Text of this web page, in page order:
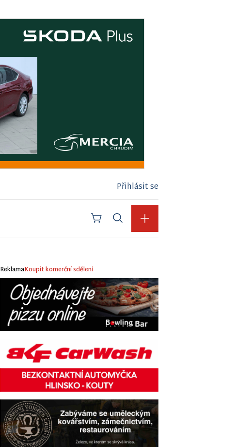
Přihlásit se
ReklamaKoupit komerční sdělení